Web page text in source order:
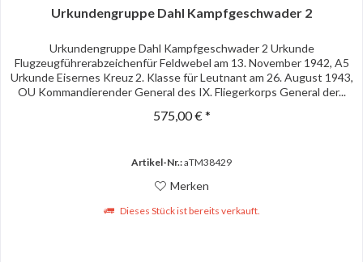
Urkundengruppe Dahl Kampfgeschwader 2
Urkundengruppe Dahl Kampfgeschwader 2 Urkunde
Flugzeugführerabzeichenfür Feldwebel am 13. November 1942, A5
Urkunde Eisernes Kreuz 2. Klasse für Leutnant am 26. August 1943,
OU Kommandierender General des IX. Fliegerkorps General der...
575,00 € *
Artikel-Nr.:aTM38429
Merken
Dieses Stück ist bereits verkauft.